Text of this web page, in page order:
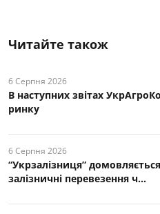
Читайте також
6 Серпня 2026
В наступних звітах
ринку
6 Серпня 2026
“Укрзалізниця”
залізничні перевезення ч...